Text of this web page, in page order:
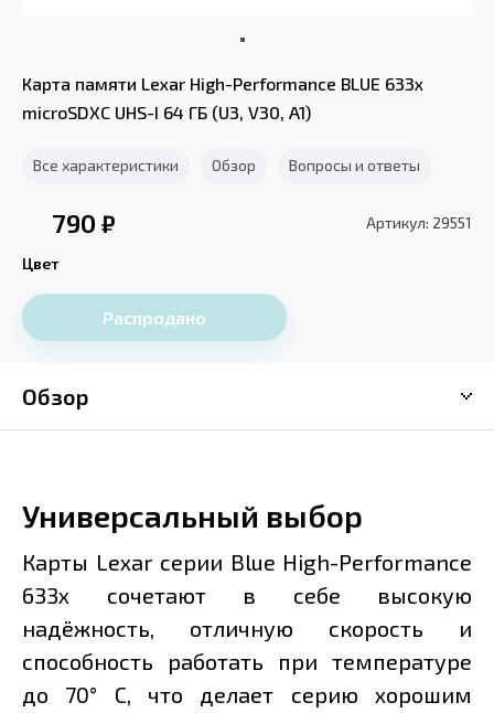
Карта памяти Lexar High-Performance BLUE 633x
microSDXC UHS-I 64 ГБ (U3, V30, A1)
Все характеристики Обзор Вопросы и ответы
790 ₽ Артикул: 29551
Цвет
Распродано
Обзор
Универсальный выбор
Карты Lexar серии Blue High-Performance
633x сочетают в себе высокую
надёжность, отличную скорость и
способность работать при температуре
до 70° C, что делает серию хорошим